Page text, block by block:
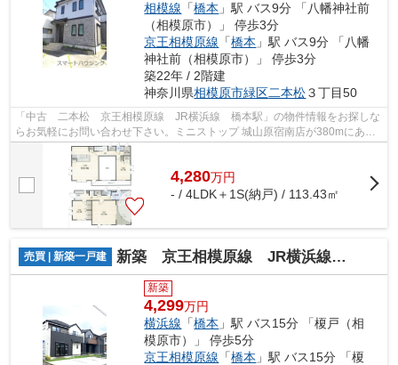
相模線 「橋本 」駅 バス9分 「八幡神社前
（相模原市）」 停歩3分
京王相模原線 「橋本 」駅 バス9分 「八幡
神社前（相模原市）」 停歩3分
築22年 / 2階建
神奈川県相模原市緑区二本松３丁目50
「中古 二本松 京王相模原線 JR横浜線 橋本駅」の物件情報をお探しな
らお気軽にお問い合わせ下さい。ミニストップ 城山原宿南店が380mにある
物件です。こちらの物件から原宿公園ま...
4,280万円
- / 4LDK＋1S(納戸) / 113.43㎡
売買 | 新築一戸建 新築 京王相模原線 JR横浜線 橋本駅 大島
新築
4,299万円
横浜線 「橋本 」駅 バス15分 「榎戸（相
模原市）」 停歩5分
京王相模原線 「橋本 」駅 バス15分 「榎